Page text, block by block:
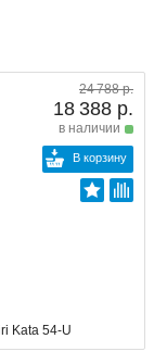
24 788 р.
18 388 р.
в наличии
В корзину
Kata 54-U